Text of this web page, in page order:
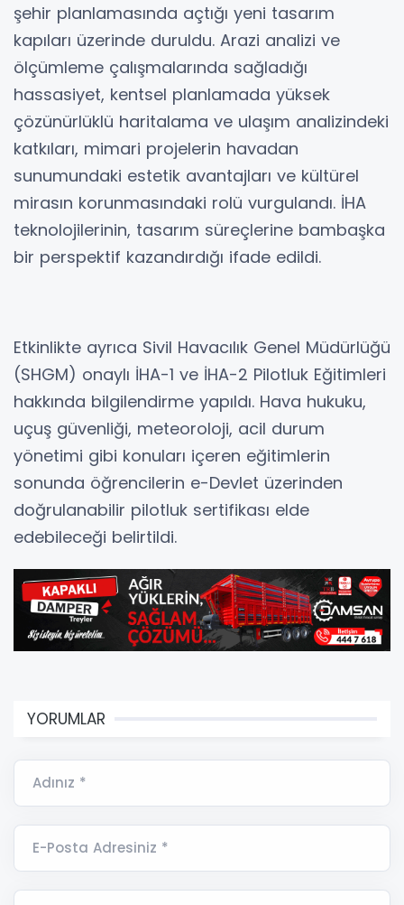
şehir planlamasında açtığı yeni tasarım
kapıları üzerinde duruldu. Arazi analizi ve
ölçümleme çalışmalarında sağladığı
hassasiyet, kentsel planlamada yüksek
çözünürlüklü haritalama ve ulaşım analizindeki
katkıları, mimari projelerin havadan
sunumundaki estetik avantajları ve kültürel
mirasın korunmasındaki rolü vurgulandı. İHA
teknolojilerinin, tasarım süreçlerine bambaşka
bir perspektif kazandırdığı ifade edildi.
Etkinlikte ayrıca Sivil Havacılık Genel Müdürlüğü
(SHGM) onaylı İHA-1 ve İHA-2 Pilotluk Eğitimleri
hakkında bilgilendirme yapıldı. Hava hukuku,
uçuş güvenliği, meteoroloji, acil durum
yönetimi gibi konuları içeren eğitimlerin
sonunda öğrencilerin e-Devlet üzerinden
doğrulanabilir pilotluk sertifikası elde
edebileceği belirtildi.
YORUMLAR
Adınız *
E-Posta Adresiniz *